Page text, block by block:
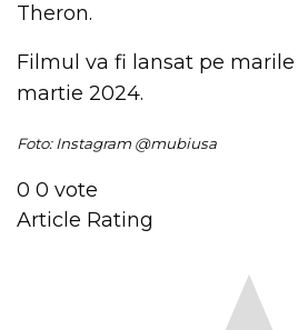
Theron.
Filmul va fi lansat pe marile
martie 2024.
Foto: Instagram @mubiusa
0 0 vote
Article Rating